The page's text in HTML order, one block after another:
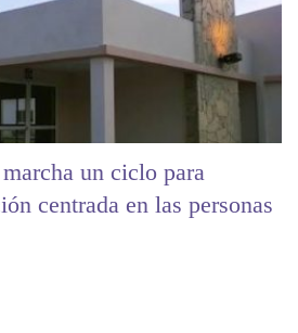
un ciclo para
centrada en las personas